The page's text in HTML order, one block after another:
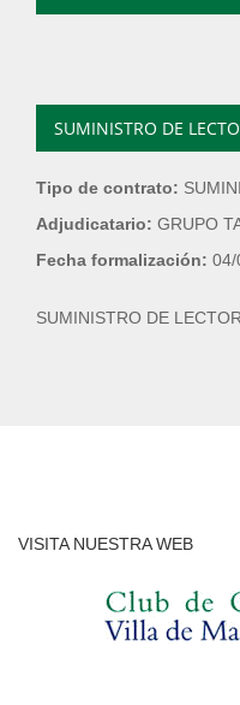
SUMINISTRO DE
Tipo de contrato:
Adjudicatario: GRUPO
Fecha formalización: 04/
SUMINISTRO DE
VISITA NUESTRA WEB